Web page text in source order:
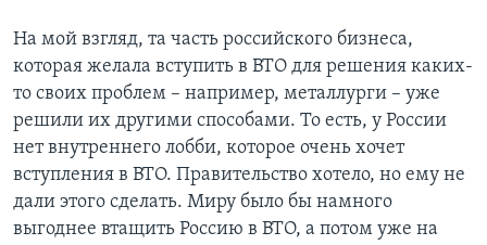
На мой взгляд, та часть российского бизнеса,
которая желала вступить в ВТО для решения каких-
то своих проблем – например, металлурги – уже
решили их другими способами. То есть, у России
нет внутреннего лобби, которое очень хочет
вступления в ВТО. Правительство хотело, но ему не
дали этого сделать. Миру было бы намного
выгоднее втащить Россию в ВТО, а потом уже на